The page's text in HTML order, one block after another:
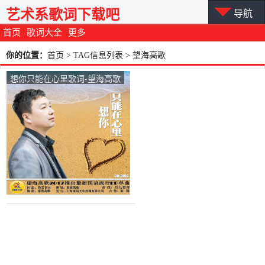
首页 歌词大全 更多
艺术系歌词下载吧 导航
你的位置： 首页 > TAG信息列表 > 望海高歌
想你只能在心里歌词-望海高歌